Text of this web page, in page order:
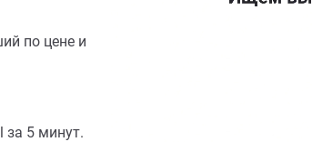
по цене и
за 5 минут.